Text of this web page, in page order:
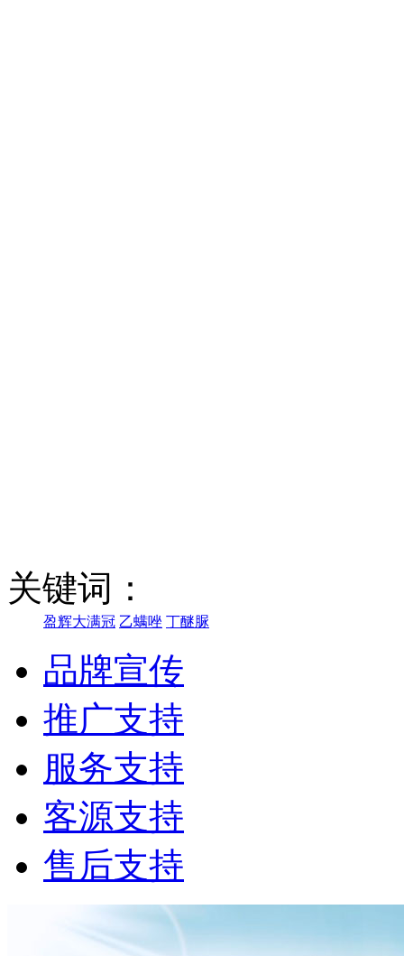
关键词：
盈辉大满冠 乙螨唑 丁醚脲
品牌宣传
推广支持
服务支持
客源支持
售后支持